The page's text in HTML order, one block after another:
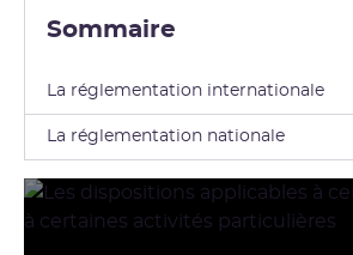
Sommaire
La réglementation internationale
La réglementation nationale